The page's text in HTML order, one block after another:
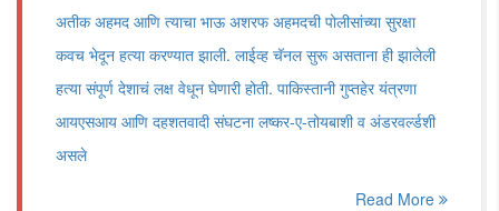
अतीक अहमद आणि त्याचा भाऊ अशरफ अहमदची पोलीसांच्या सुरक्षा
कवच भेदून हत्या करण्यात झाली. लाईव्ह चॅनल सुरू असताना ही झालेली
हत्या संपूर्ण देशाचं लक्ष वेधून घेणारी होती. पाकिस्तानी गुप्तहेर यंत्रणा
आयएसआय आणि दहशतवादी संघटना लष्कर-ए-तोयबाशी व अंडरवर्ल्डशी
असले
Read More